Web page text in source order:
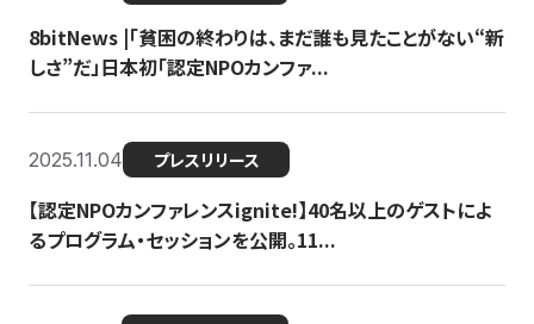
8bitNews |「貧困の終わりは、まだ誰も見たことがない“新
しさ”だ」日本初「認定NPOカンファ...
2025.11.04 プレスリリース
【認定NPOカンファレンスignite!】40名以上のゲストによ
るプログラム・セッションを公開。11...